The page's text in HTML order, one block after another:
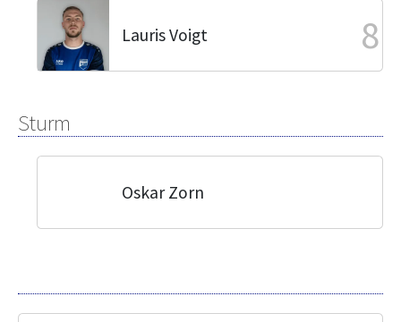
Lauris Voigt 8
Sturm
Oskar Zorn